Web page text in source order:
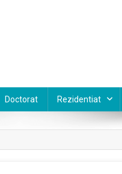
Doctorat Rezidentiat